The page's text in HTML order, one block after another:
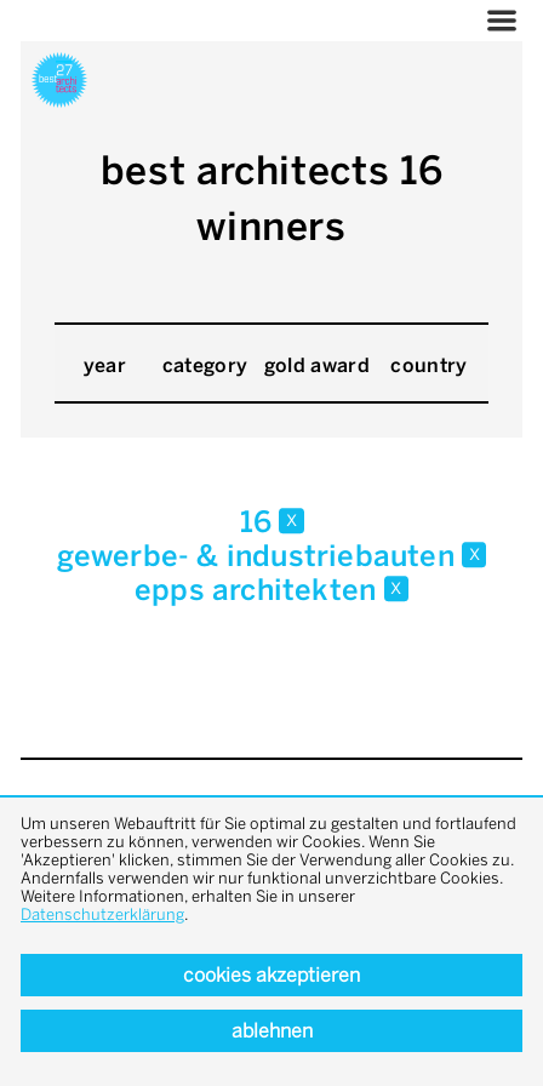
best architects 16
winners
year category gold award country
16 x
gewerbe- & industriebauten x
epps architekten x
back to top
Um unseren Webauftritt für Sie optimal zu gestalten und fortlaufend
verbessern zu können, verwenden wir Cookies. Wenn Sie
'Akzeptieren' klicken, stimmen Sie der Verwendung aller Cookies zu.
Andernfalls verwenden wir nur funktional unverzichtbare Cookies.
Weitere Informationen, erhalten Sie in unserer
Datenschutzerklärung.
cookies akzeptieren
ablehnen